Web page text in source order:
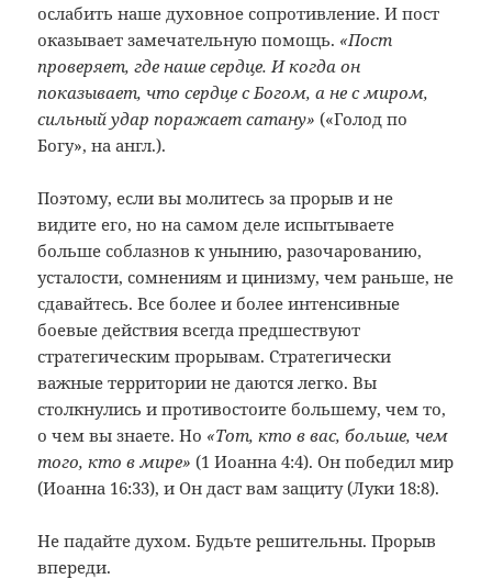
ослабить наше духовное сопротивление. И пост
оказывает замечательную помощь. «Пост
проверяет, где наше сердце. И когда он
показывает, что сердце с Богом, а не с миром,
сильный удар поражает сатану» («Голод по
Богу», на англ.).
Поэтому, если вы молитесь за прорыв и не
видите его, но на самом деле испытываете
больше соблазнов к унынию, разочарованию,
усталости, сомнениям и цинизму, чем раньше, не
сдавайтесь. Все более и более интенсивные
боевые действия всегда предшествуют
стратегическим прорывам. Стратегически
важные территории не даются легко. Вы
столкнулись и противостоите большему, чем то,
о чем вы знаете. Но «Тот, кто в вас, больше, чем
того, кто в мире» (1 Иоанна 4:4). Он победил мир
(Иоанна 16:33), и Он даст вам защиту (Луки 18:8).
Не падайте духом. Будьте решительны. Прорыв
впереди.